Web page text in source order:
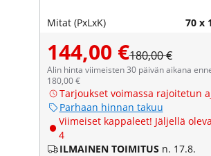
Mitat (PxLxK) 70 x
144,00 €180,00 €
Alin hinta viimeisten 30 päivän aikana
180,00 €
Tarjoukset voimassa rajoitetun
Parhaan hinnan takuu
Viimeiset kappaleet! Jäljellä
4
ILMAINEN TOIMITUS n. 17.8.